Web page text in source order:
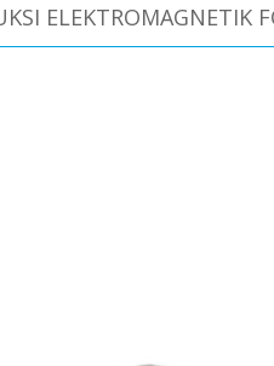
ELEKTROMAGNETIK